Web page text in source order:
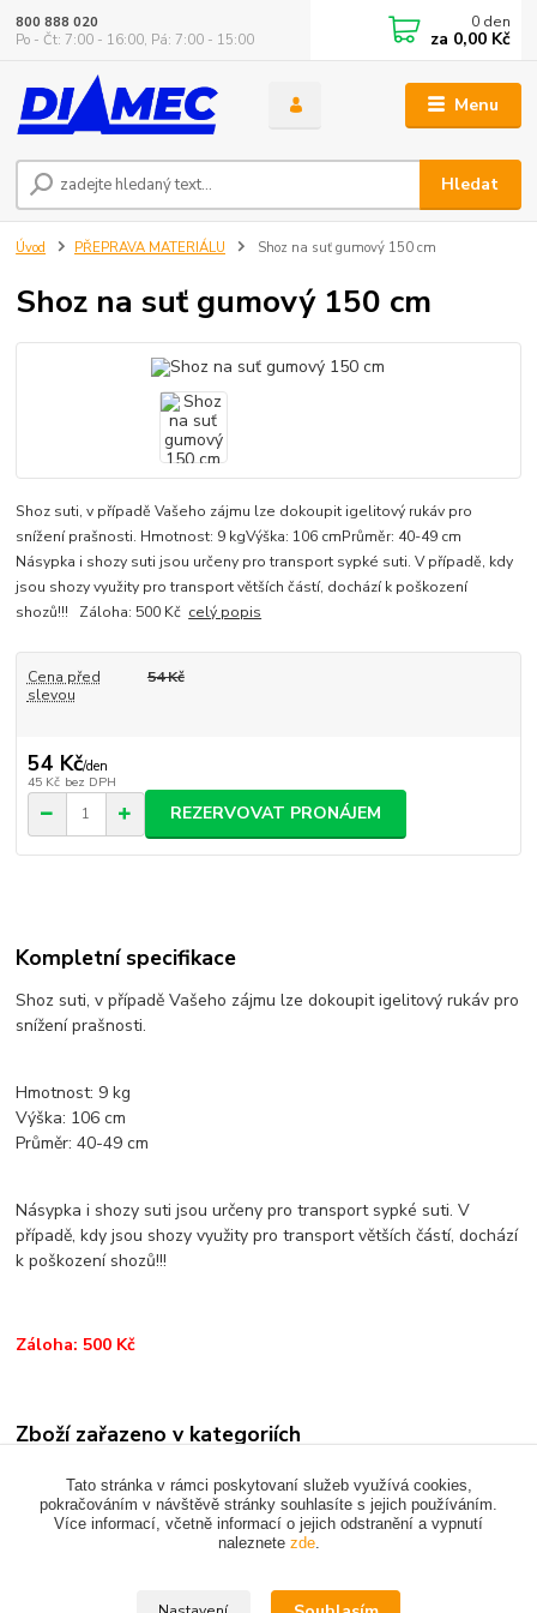
Menu
Hledat
800 888 020
Po - Čt: 7:00 - 16:00, Pá: 7:00 - 15:00
0 den
za 0,00 Kč
Úvod PŘEPRAVA MATERIÁLU Shoz na suť gumový 150 cm
Shoz na suť gumový 150 cm
Shoz suti, v případě Vašeho zájmu lze dokoupit igelitový rukáv pro
snížení prašnosti. Hmotnost: 9 kgVýška: 106 cmPrůměr: 40-49 cm
Násypka i shozy suti jsou určeny pro transport sypké suti. V případě, kdy
jsou shozy využity pro transport větších částí, dochází k poškození
shozů!!! Záloha: 500 Kč celý popis
Cena před
slevou
54 Kč
54 Kč/den
45 Kč bez DPH
REZERVOVAT PRONÁJEM
Kompletní specifikace
Shoz suti, v případě Vašeho zájmu lze dokoupit igelitový rukáv pro
snížení prašnosti.
Hmotnost: 9 kg
Výška: 106 cm
Průměr: 40-49 cm
Násypka i shozy suti jsou určeny pro transport sypké suti. V
případě, kdy jsou shozy využity pro transport větších částí, dochází
k poškození shozů!!!
Záloha: 500 Kč
Zboží zařazeno v kategoriích
PŘEPRAVA MATERIÁLU
Upravit sběr cookies.
Tato stránka v rámci poskytovaní služeb využívá cookies,
pokračováním v návštěvě stránky souhlasíte s jejich používáním.
Více informací, včetně informací o jejich odstranění a vypnutí
naleznete zde.